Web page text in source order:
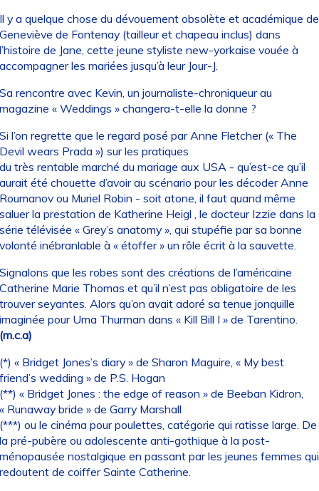
y a quelque chose du dévouement obsolète et académique de
de Fontenay (tailleur et chapeau inclus) dans
de Jane, cette jeune styliste new-yorkaise vouée à
les mariées jusqu’à leur Jour-J.
rencontre avec Kevin, un journaliste-chroniqueur au
« Weddings » changera-t-elle la donne ?
l’on regrette que le regard posé par Anne Fletcher (« The
wears Prada ») sur les pratiques
très rentable marché du mariage aux USA - qu’est-ce qu’il
été chouette d’avoir au scénario pour les décoder Anne
ou Muriel Robin - soit atone, il faut quand même
la prestation de Katherine Heigl , le docteur Izzie dans la
télévisée « Grey’s anatomy », qui stupéfie par sa bonne
inébranlable à « étoffer » un rôle écrit à la sauvette.
que les robes sont des créations de l’américaine
Marie Thomas et qu’il n’est pas obligatoire de les
seyantes. Alors qu’on avait adoré sa tenue jonquille
pour Uma Thurman dans « Kill Bill I » de Tarentino.
« Bridget Jones’s diary » de Sharon Maguire, « My best
wedding » de P.S. Hogan
« Bridget Jones : the edge of reason » de Beeban Kidron,
Runaway bride » de Garry Marshall
ou le cinéma pour poulettes, catégorie qui ratisse large. De
pré-pubère ou adolescente anti-gothique à la post-
nostalgique en passant par les jeunes femmes qui
de coiffer Sainte Catherine.